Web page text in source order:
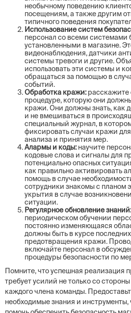
необычному поведению
посещениям, а также другим
типичного поведения
Использование систем
персонал со всеми системами
установленными в магазине.
видеонаблюдения, датчики
системы тревоги и другие.
использовать эти системы и
обращаться за помощью в
событий.
Обработка кражи: расскажите
процедуре, которую они
кражи. Они должны знать, как
и не вмешиваться в
специальный журнал, в
фиксировать случаи кражи
анализа и принятия мер.
Алармы и коды: научите
кодовые слова и сигналы для
потенциально опасных
как правильно активировать
помощь в случае
сотрудники знакомы с планом
укрытия в случае
ситуации.
Регулярное обновление знаний:
периодическом обучении
постоянно изменяющаяся
должны быть в курсе
предотвращения кражи.
включайте персонал в
процедуры безопасности по
Помните, что успешная реализация
требует усилий не только со
каждого члена команды.
необходимые знания и инструменты,